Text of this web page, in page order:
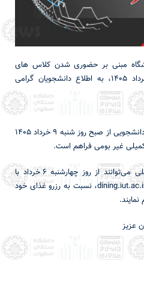
مبنی بر حضوری شدن کلاس های
مقاطع تحصیلات تکمیلی از ۱۰ خرداد ۱۴۰۵، به اطلاع دانشجویان گرامی
امکان اسکان در مجموعه سراهای دانشجویی از صبح روز شنبه ۹ خرداد 1405
غیر بومی فراهم است.
دانشجویان گرامی تحصیلات تکمیلی می‌توانند از روز چهارشنبه ۶ خرداد با
مراجعه به سامانه تغذیه به آدرس dining.iut.ac.ir، نسبت به رزرو غذای خود
عزیز